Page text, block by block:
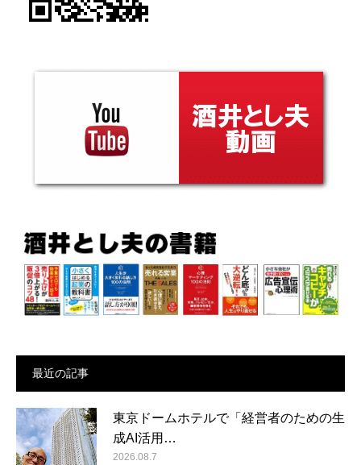
最近の記事
東京ドームホテルで「経営者のための生
成AI活用…
2026.08.7